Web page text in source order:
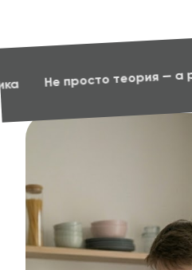
Не просто теория — а